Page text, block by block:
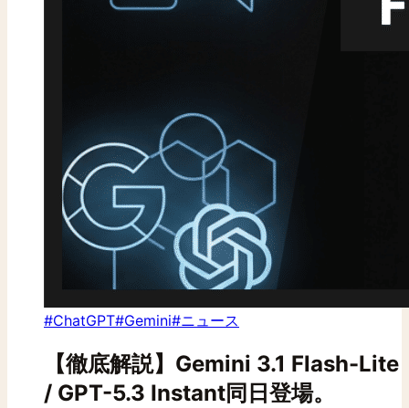
#ChatGPT#Gemini#ニュース
【徹底解説】Gemini 3.1 Flash-Lite
/ GPT-5.3 Instant同日登場。